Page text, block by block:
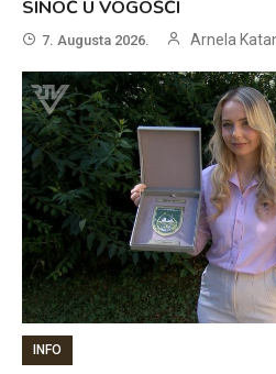
SINOĆ U VOGOŠĆI
7. Augusta 2026. Arnela
INFO